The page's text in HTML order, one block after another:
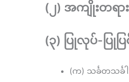
(၂) အကျိုးတရာ
(၃) ပြုလုပ်-ပြုပ
(က) သင်္ခတသင်္ခ